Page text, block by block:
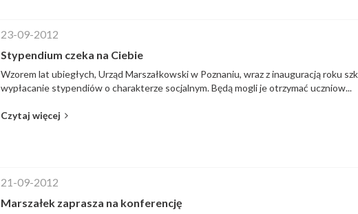
23-09-2012
Stypendium czeka na Ciebie
Wzorem lat ubiegłych, Urząd Marszałkowski w Poznaniu, wraz z inauguracją roku
wypłacanie stypendiów o charakterze socjalnym. Będą mogli je otrzymać uczniow...
Czytaj więcej
21-09-2012
Marszałek zaprasza na konferencję